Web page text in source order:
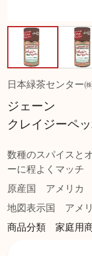
日本緑茶センター
ジェーン
クレイジーペ
数種のスパイスと
ーに程よくマッチ
原産国
アメリカ
地図表示国
アメ
商品分類 家庭用